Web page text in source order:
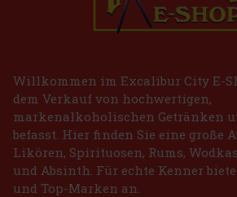
Willkommen im Excalibur City E-
dem Verkauf von hochwertigen,
markenalkoholischen Getränken
befasst. Hier finden Sie eine große
Likören, Spirituosen, Rums,
und Absinth. Für echte Kenner
und Top-Marken an.